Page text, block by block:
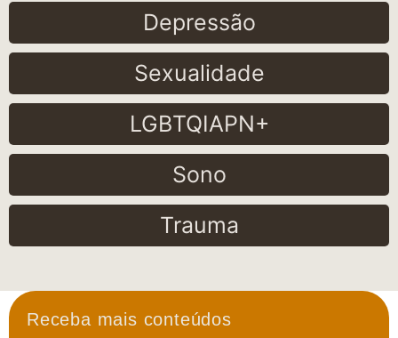
Depressão
Sexualidade
LGBTQIAPN+
Sono
Trauma
Receba mais conteúdos